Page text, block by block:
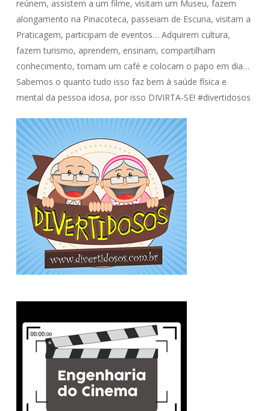
reúnem, assistem a um filme, visitam um Museu, fazem
alongamento na Pinacoteca, passeiam de Escuna, visitam a
Praticagem, participam de eventos… Adquirem cultura,
fazem turismo, aprendem, ensinam, compartilham
conhecimento, tomam um café e colocam o papo em dia…
Sabemos o quanto tudo isso faz bem à saúde física e
mental da pessoa idosa, por isso DIVIRTA-SE! #divertidosos